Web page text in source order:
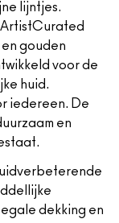
lijntjes.
gouden
voor de
huid.
iedereen. De
en
dekking en